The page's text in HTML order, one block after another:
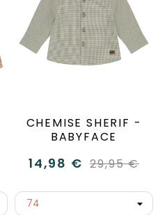
CHEMISE SHERIF -
BABYFACE
14,98 € 29,95 €